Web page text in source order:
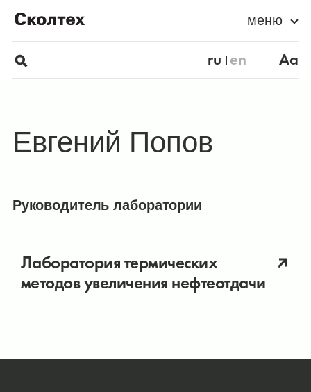
меню
ru en Aa
Евгений Попов
Руководитель лаборатории
Лаборатория термических
методов увеличения нефтеотдачи